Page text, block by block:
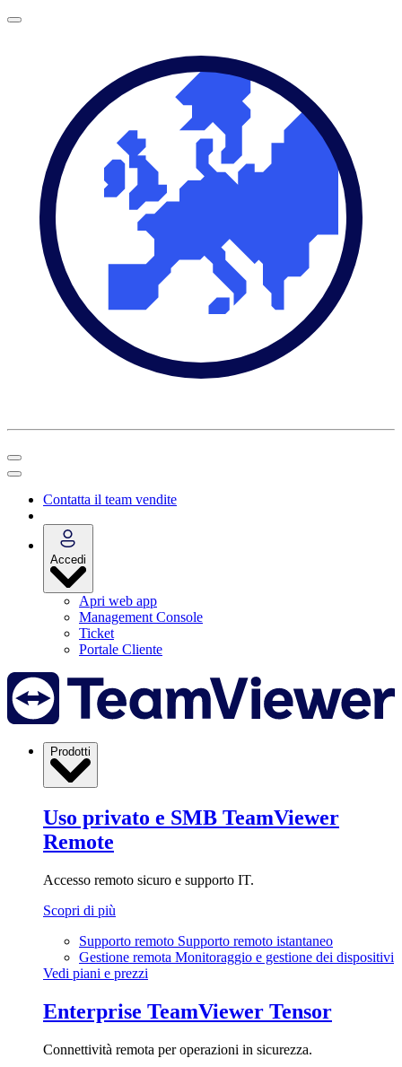
Contatta il team vendite
Accedi
Apri web app
Management Console
Ticket
Portale Cliente
Prodotti
Uso privato e SMB TeamViewer
Remote
Accesso remoto sicuro e supporto IT.
Scopri di più
Supporto remoto Supporto remoto istantaneo
Gestione remota Monitoraggio e gestione dei dispositivi
Vedi piani e prezzi
Enterprise TeamViewer Tensor
Connettività remota per operazioni in sicurezza.